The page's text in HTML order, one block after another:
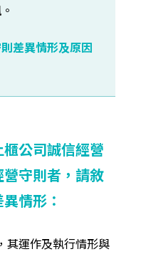
公司誠信經營
守則者，請敘
情形：
其運作及執行情形與